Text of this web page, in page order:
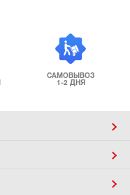
САМОВЫВОЗ
1-2 ДНЯ